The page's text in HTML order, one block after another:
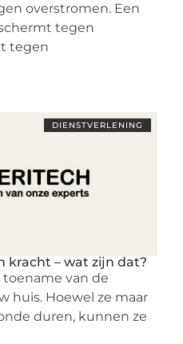
overstromen. Een
tegen
tegen
DIENSTVERLENING
kracht – wat zijn dat?
van de
huis. Hoewel ze maar
duren, kunnen ze